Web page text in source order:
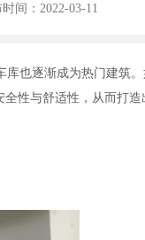
间：2022-03-11
也逐渐成为热门建筑
性与舒适性，从而打